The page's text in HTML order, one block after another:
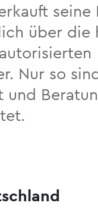
seine
über die
Nur so
und